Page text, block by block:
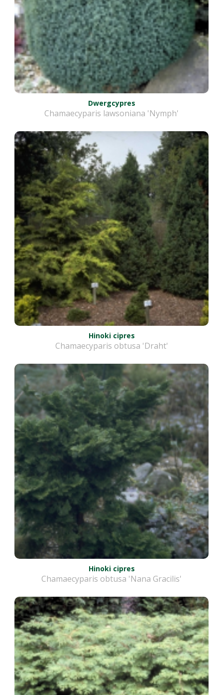
Dwergcypres
Chamaecyparis lawsoniana 'Nymph'
Hinoki cipres
Chamaecyparis obtusa 'Draht'
Hinoki cipres
Chamaecyparis obtusa 'Nana Gracilis'